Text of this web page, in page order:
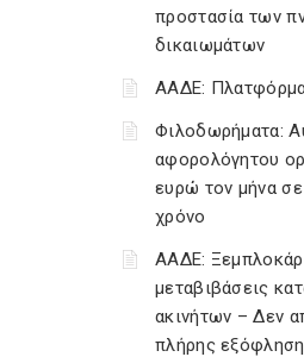
προστασία των
δικαιωμάτων
ΑΑΔΕ: Πλατφόρμα
Φιλοδωρήματα:
αφορολόγητου
ευρώ τον μήνα
χρόνο
ΑΑΔΕ:
μεταβιβάσεις
ακινήτων – Δεν
πλήρης